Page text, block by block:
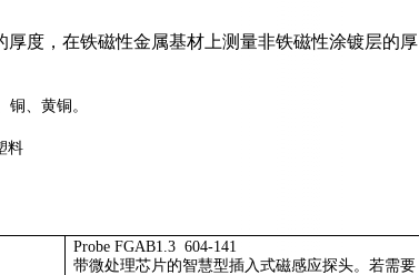
度，在铁磁性金属基材上测量非铁磁性涂镀层的厚
、黄铜。
料
Probe FGAB1.3 604-141
带微处理芯片的智慧型插入式磁感应探头。若需要